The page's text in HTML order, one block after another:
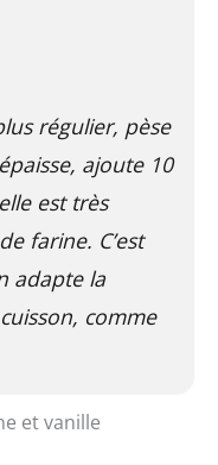
régulier, pèse
ajoute 10
est très
farine. C’est
adapte la
comme
et vanille